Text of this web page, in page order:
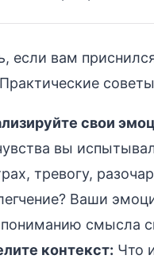
если вам
советы
свои
вы
тревогу,
Ваши
смысла
контекст: Что